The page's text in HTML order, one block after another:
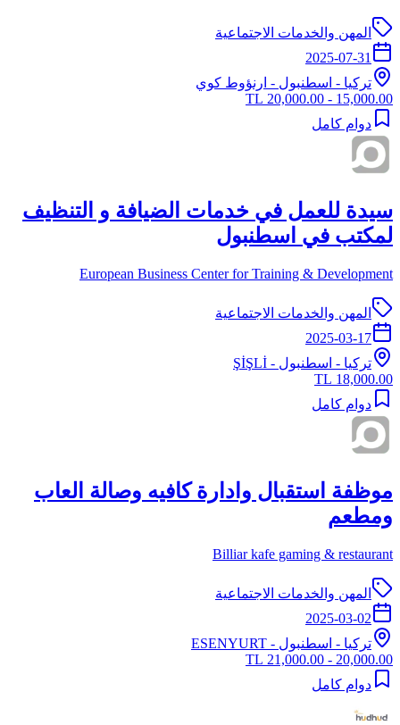
المهن والخدمات الاجتماعية
2025-07-31
تركيا - اسطنبول - ارنؤوط كوي
15,000.00 - 20,000.00 TL
دوام كامل
سيدة للعمل في خدمات الضيافة و التنظيف
لمكتب في اسطنبول
European Business Center for Training & Development
المهن والخدمات الاجتماعية
2025-03-17
تركيا - اسطنبول - ŞİŞLİ
18,000.00 TL
دوام كامل
موظفة استقبال وادارة كافيه وصالة العاب
ومطعم
Billiar kafe gaming & restaurant
المهن والخدمات الاجتماعية
2025-03-02
تركيا - اسطنبول - ESENYURT
20,000.00 - 21,000.00 TL
دوام كامل